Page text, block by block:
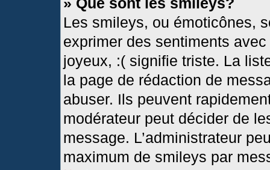
Les smileys, ou émoticônes,
exprimer des sentiments
joyeux, :( signifie triste. La
la page de rédaction de
abuser. Ils peuvent
modérateur peut décider de
message. L’administrateur
maximum de smileys par